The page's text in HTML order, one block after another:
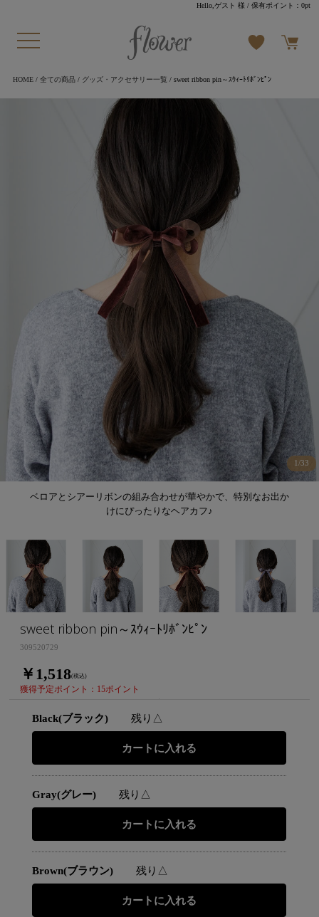
Hello,ゲスト 様 / 保有ポイント：0pt
HOME/ 全ての商品/ グッズ・アクセサリー一覧 / sweet ribbon pin～ｽｳｨｰﾄﾘﾎﾞﾝﾋﾟﾝ
ベロアとシアーリボンの組み合わせが華やかで、特別なお出か
けにぴったりなヘアカフ♪
1/33
sweet ribbon pin～ｽｳｨｰﾄﾘﾎﾞﾝﾋﾟﾝ
309520729
￥1,518(税込)
獲得予定ポイント：15ポイント
Black(ブラック) 残り△
Gray(グレー) 残り△
Brown(ブラウン) 残り△